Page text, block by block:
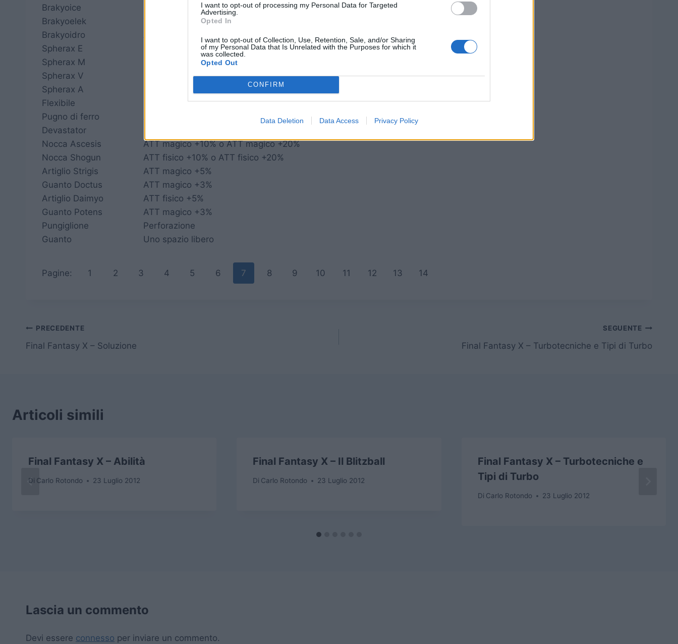
I want to opt-out of processing my Personal Data for Targeted
Advertising.
Opted In
I want to opt-out of Collection, Use, Retention, Sale, and/or Sharing
of my Personal Data that Is Unrelated with the Purposes for which it
was collected.
Opted Out
CONFIRM
Data Deletion Data Access Privacy Policy
Brakyoice
Brakyoelek
Brakyoidro
Spherax E
Spherax M
Spherax V
Spherax A
Flexibile
Quattro spazi liberi
Pugno di ferro
ATT fisico +%, ATT magico +%
Devastator
Nocca Ascesis
ATT magico +10% o ATT magico +20%
Nocca Shogun
ATT fisico +10% o ATT fisico +20%
Artiglio Strigis
ATT magico +5%
Guanto Doctus
ATT magico +3%
Artiglio Daimyo
ATT fisico +5%
Guanto Potens
ATT magico +3%
Pungiglione
Perforazione
Guanto
Uno spazio libero
Pagine: 1 2 3 4 5 6 7 8 9 10 11 12 13 14
Navigazione
articoli
PRECEDENTE
Final Fantasy X – Soluzione
SEGUENTE
Final Fantasy X – Turbotecniche e Tipi di Turbo
Articoli simili
Final Fantasy X – Abilità
Di Carlo Rotondo 23 Luglio 2012
Final Fantasy X – Il Blitzball
Di Carlo Rotondo 23 Luglio 2012
Final Fantasy X – Turbotecniche e
Tipi di Turbo
Di Carlo Rotondo 23 Luglio 2012
Lascia un commento
Devi essere connesso per inviare un commento.